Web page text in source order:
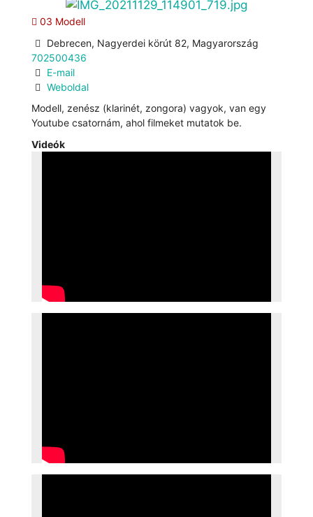
03 Modell
Debrecen, Nagyerdei körút 82, Magyarország
702500436
E-mail
Weboldal
Modell, zenész (klarinét, zongora) vagyok, van egy
Youtube csatornám, ahol filmeket mutatok be.
Videók